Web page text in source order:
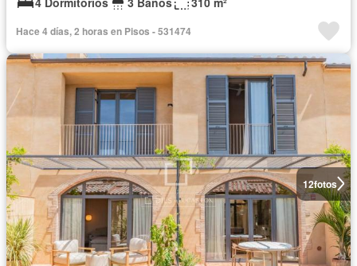
Hace 4 días, 2 horas en Pisos - 531474
12fotos